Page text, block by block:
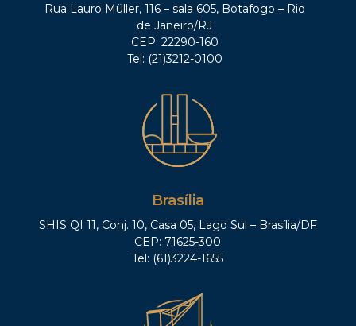
Rua Lauro Müller, 116 – sala 605, Botafogo – Rio
de Janeiro/RJ
CEP: 22290-160
Tel: (21)3212-0100
Brasília
SHIS QI 11, Conj. 10, Casa 05, Lago Sul – Brasília/DF
CEP: 71625-300
Tel: (61)3224-1655